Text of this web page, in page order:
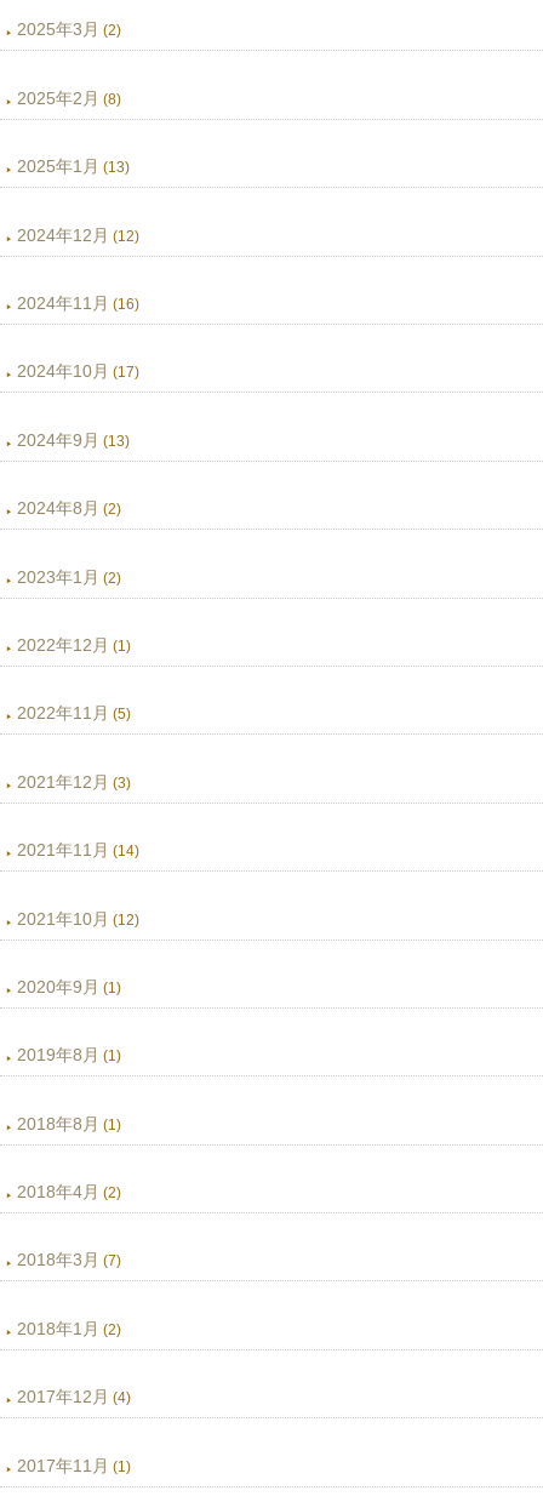
2025年3月 (2)
2025年2月 (8)
2025年1月 (13)
2024年12月 (12)
2024年11月 (16)
2024年10月 (17)
2024年9月 (13)
2024年8月 (2)
2023年1月 (2)
2022年12月 (1)
2022年11月 (5)
2021年12月 (3)
2021年11月 (14)
2021年10月 (12)
2020年9月 (1)
2019年8月 (1)
2018年8月 (1)
2018年4月 (2)
2018年3月 (7)
2018年1月 (2)
2017年12月 (4)
2017年11月 (1)